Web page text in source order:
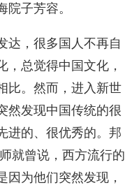
院子芳容。
达，很多国人不再自
，总觉得中国文化，
比。然而，进入新世
然发现中国传统的很
进的、很优秀的。邦
就曾说，西方流行的
因为他们突然发现，